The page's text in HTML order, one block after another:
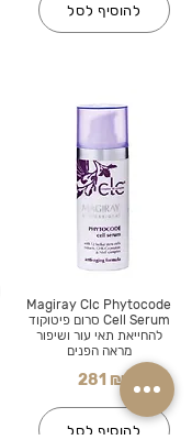
להוסיף לסל
Magiray Clc Phytocode
Cell Serum סרום פיטוקוד
להחייאת תאי עור ושיפור
מראה הפנים
281 ₪
להוסיף לסל